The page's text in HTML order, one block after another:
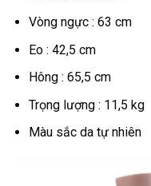
Vòng ngực : 63 cm
Eo : 42,5 cm
Hông : 65,5 cm
Trọng lượng : 11,5 kg
Màu sắc da tự nhiên